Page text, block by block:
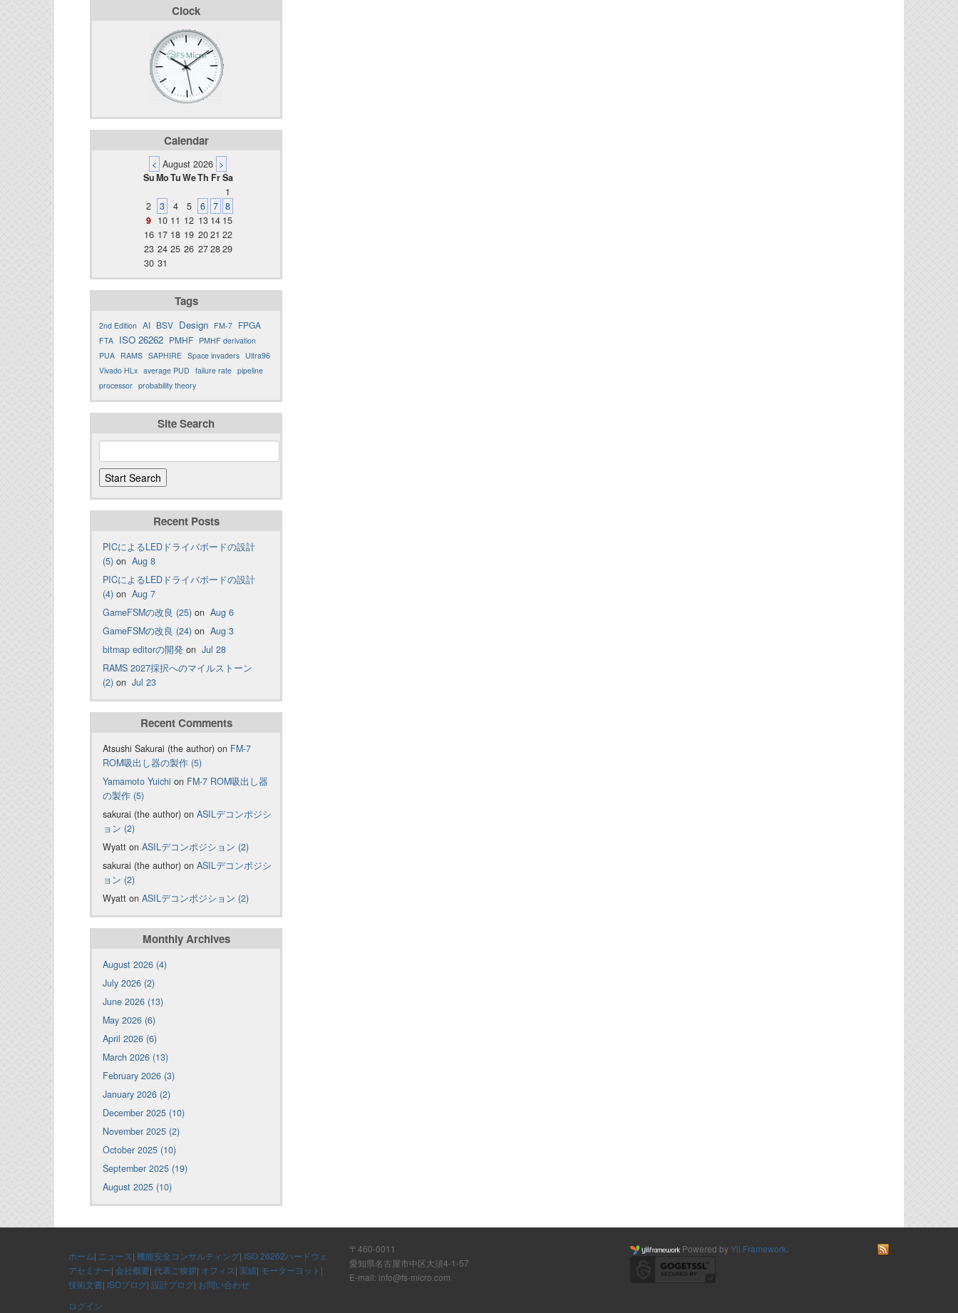
Clock
Calendar
< August 2026 >
SuMoTuWeTh FrSa
1
2
3 4 5 6 7 8
9 10 11 12 13 14 15
16 17 18 19 2021 22
23 24 25 26 272829
30 31
Tags
2nd Edition AI BSV Design FM-7 FPGA
FTA ISO 26262 PMHF PMHF derivation
PUA RAMS SAPHIRE Space invaders Ultra96
Vivado HLx average PUD failure rate pipeline
processor probability theory
Site Search
Recent Posts
PICによるLEDドライバボードの設計
(5) on Aug 8
PICによるLEDドライバボードの設計
(4) on Aug 7
GameFSMの改良 (25) on Aug 6
GameFSMの改良 (24) on Aug 3
bitmap editorの開発 on Jul 28
RAMS 2027採択へのマイルストーン
(2) on Jul 23
Recent Comments
Atsushi Sakurai (the author) on FM-7
ROM吸出し器の製作 (5)
Yamamoto Yuichi on FM-7 ROM吸出し器
の製作 (5)
sakurai (the author) on ASILデコンポジシ
ョン (2)
Wyatt on ASILデコンポジション (2)
sakurai (the author) on ASILデコンポジシ
ョン (2)
Wyatt on ASILデコンポジション (2)
Monthly Archives
August 2026 (4)
July 2026 (2)
June 2026 (13)
May 2026 (6)
April 2026 (6)
March 2026 (13)
February 2026 (3)
January 2026 (2)
December 2025 (10)
November 2025 (2)
October 2025 (10)
September 2025 (19)
August 2025 (10)
ホーム| ニュース| 機能安全コンサルティング| ISO 26262ハードウェ
アセミナー| 会社概要| 代表ご挨拶| オフィス| 実績| モーターヨット |
技術文書| ISOブログ| 設計ブログ| お問い合わせ
ログイン
〒460-0011
愛知県名古屋市中区大須4-1-57
E-mail: info@fs-micro.com
Powered byYii Framework